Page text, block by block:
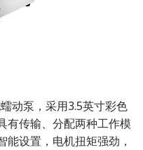
动泵，采用3.5英寸彩色
有传输、分配两种工作模
设置，电机扭矩强劲，